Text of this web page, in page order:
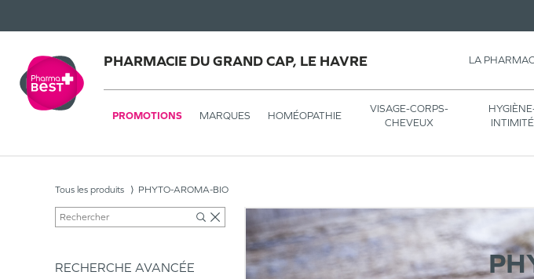
PHARMACIE DU GRAND CAP, LE HAVRE LA
PROMOTIONS MARQUES HOMÉOPATHIE
VISAGE-CORPS-
CHEVEUX
INTIMITÉ
Tous les produits PHYTO-AROMA-BIO
RECHERCHE AVANCÉE